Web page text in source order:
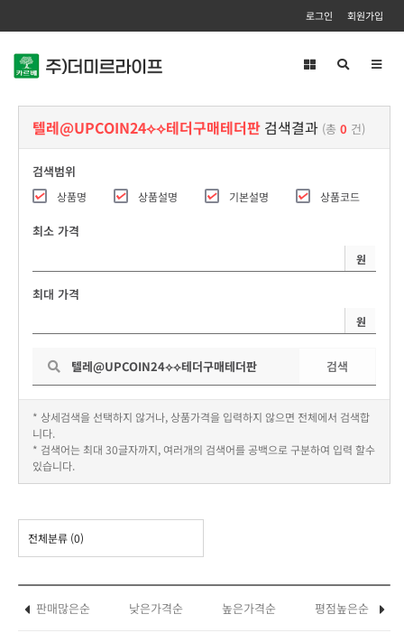
로그인 회원가입
텔레@UPCOIN24⟡⟡테더구매테더판 검색결과 (총 0 건)
검색범위
상품명 상품설명 기본설명 상품코드
최소 가격
원
최대 가격
원
검색
* 상세검색을 선택하지 않거나, 상품가격을 입력하지 않으면 전체에서 검색합
니다.
* 검색어는 최대 30글자까지, 여러개의 검색어를 공백으로 구분하여 입력 할수
있습니다.
전체분류 (0)
판매많은순 낮은가격순 높은가격순 평점높은순